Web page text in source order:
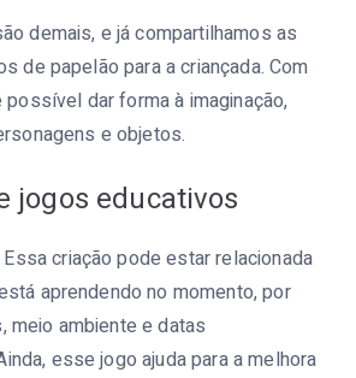
demais, e já compartilhamos as
de papelão para a criançada. Com
dar forma à imaginação,
e objetos.
jogos educativos
Essa criação pode estar relacionada
aprendendo no momento, por
meio ambiente e datas
esse jogo ajuda para a melhora